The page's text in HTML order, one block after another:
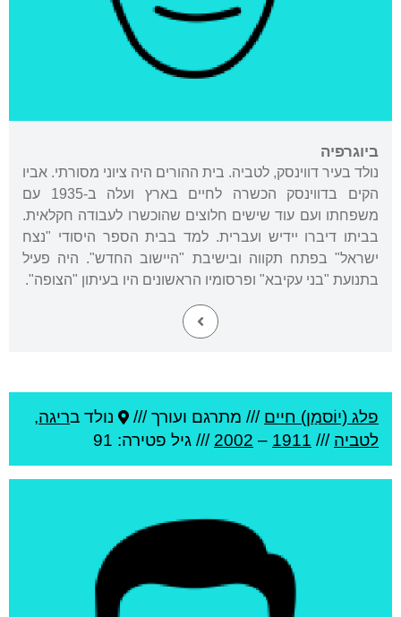
ביוגרפיה
נולד בעיר דווינסק, לטביה. בית ההורים היה ציוני מסורתי. אביו
הקים בדווינסק הכשרה לחיים בארץ ועלה ב-1935 עם
משפחתו ועם עוד שישים חלוצים שהוכשרו לעבודה חקלאית.
בביתו דיברו יידיש ועברית. למד בבית הספר היסודי "נצח
ישראל" בפתח תקווה ובישיבת "היישוב החדש". היה פעיל
בתנועת "בני עקיבא" ופרסומיו הראשונים היו בעיתון "הצופה".
פלג (יוֹסמַן) חיים /// מתרגם ועורך /// נולד בריגה,
לטביה ///
1911
–
2002 /// גיל פטירה: 91